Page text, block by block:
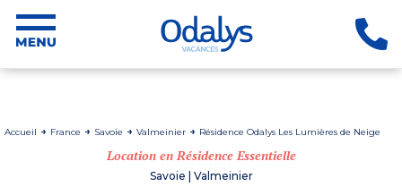
Accueil France Savoie Valmeinier Résidence Odalys Les Lumières de Neige
Location en Résidence Essentielle
Savoie | Valmeinier